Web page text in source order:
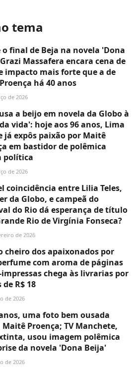
tema
o final de Beja na novela 'Dona
Massafera encara cena de
impacto mais forte que a de
há 40 anos
de 2026
a beijo em novela da Globo à
vida': hoje aos 96 anos, Lima
já expôs paixão por Maitê
em bastidor de polêmica
política
de 2026
coincidência entre Lilia Teles,
da Globo, e campeã do
do Rio dá esperança de título
Rio de Virgínia Fonseca?
de 2026
cheiro dos apaixonados por
com aroma de páginas
impressas chega às livrarias por
R$ 18
de 2026
uma foto bem ousada
Proença; TV Manchete,
usou imagem polêmica
da novela 'Dona Beija'
de 2026